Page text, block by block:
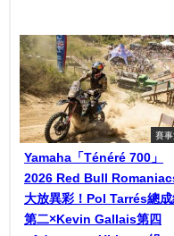
賽事
Yamaha「Ténéré 700」
2026 Red Bull
大放異彩！Pol Tarrés總成
第二×Kevin Gallais第四